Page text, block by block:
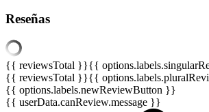
Reseñas
{{ reviewsTotal }}{{
{{ reviewsTotal }}{{
{{ options.labels.newReviewButton }}
{{ userData.canReview.message }}